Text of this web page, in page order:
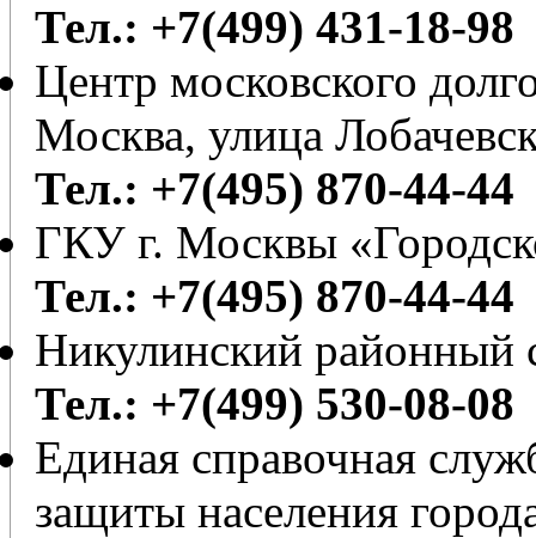
Тел.: +7(499) 431-18-98
Центр московского
Москва, улица
Тел.: +7(495) 870-44-44
ГКУ г. Москвы
Тел.: +7(495) 870-44-44
Никулинский районный
Тел.: +7(499) 530-08-08
Единая справочная
защиты населения